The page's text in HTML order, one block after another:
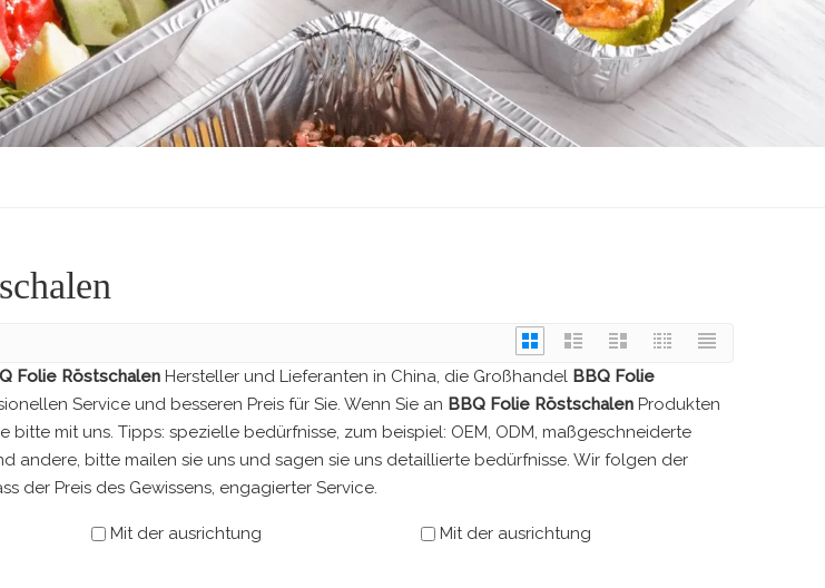
Folie Röstschalen Hersteller und Lieferanten in China, die Großhandel BBQ Folie
Service und besseren Preis für Sie. Wenn Sie an BBQ Folie Röstschalen Produkten
bitte mit uns. Tipps: spezielle bedürfnisse, zum beispiel: OEM, ODM, maßgeschneiderte
andere, bitte mailen sie uns und sagen sie uns detaillierte bedürfnisse. Wir folgen der
der Preis des Gewissens, engagierter Service.
Mit der ausrichtung Mit der ausrichtung